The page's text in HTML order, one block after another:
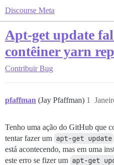
Discourse Meta
Apt-get update
contêiner yarn
Contribuir Bug
pfaffman (Jay Pfaffman) 1
Tenho uma ação do GitHub que
tentar fazer um apt-get update
está acontecendo, mas em uma
este erro se fizer um apt-get